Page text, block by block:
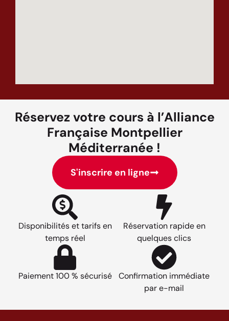
Réservez votre cours à l’Alliance
Française Montpellier
Méditerranée !
S'inscrire en ligne
Disponibilités et tarifs en
temps réel
Réservation rapide en
quelques clics
Paiement 100 % sécurisé
Confirmation immédiate
par e-mail